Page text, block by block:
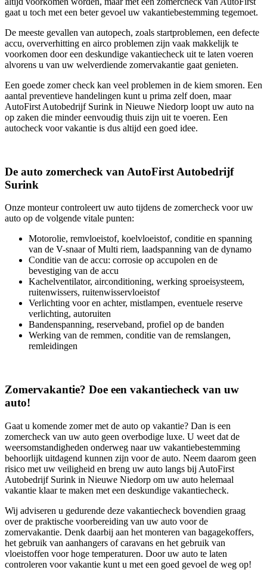
gaat u toch met een beter gevoel uw vakantiebestemming tegemoet.
De meeste gevallen van autopech, zoals startproblemen, een defecte
accu, oververhitting en airco problemen zijn vaak makkelijk te
voorkomen door een deskundige vakantiecheck uit te laten voeren
alvorens u van uw welverdiende zomervakantie gaat genieten.
Een goede zomer check kan veel problemen in de kiem smoren. Een
aantal preventieve handelingen kunt u prima zelf doen, maar
AutoFirst Autobedrijf Surink in Nieuwe Niedorp loopt uw auto na
op zaken die minder eenvoudig thuis zijn uit te voeren. Een
autocheck voor vakantie is dus altijd een goed idee.
De auto zomercheck van AutoFirst Autobedrijf
Surink
Onze monteur controleert uw auto tijdens de zomercheck voor uw
auto op de volgende vitale punten:
Motorolie, remvloeistof, koelvloeistof, conditie en spanning
van de V-snaar of Multi riem, laadspanning van de dynamo
Conditie van de accu: corrosie op accupolen en de
bevestiging van de accu
Kachelventilator, airconditioning, werking sproeisysteem,
ruitenwissers, ruitenwisservloeistof
Verlichting voor en achter, mistlampen, eventuele reserve
verlichting, autoruiten
Bandenspanning, reserveband, profiel op de banden
Werking van de remmen, conditie van de remslangen,
remleidingen
Zomervakantie? Doe een vakantiecheck van uw
auto!
Gaat u komende zomer met de auto op vakantie? Dan is een
zomercheck van uw auto geen overbodige luxe. U weet dat de
weersomstandigheden onderweg naar uw vakantiebestemming
behoorlijk uitdagend kunnen zijn voor de auto. Neem daarom geen
risico met uw veiligheid en breng uw auto langs bij AutoFirst
Autobedrijf Surink in Nieuwe Niedorp om uw auto helemaal
vakantie klaar te maken met een deskundige vakantiecheck.
Wij adviseren u gedurende deze vakantiecheck bovendien graag
over de praktische voorbereiding van uw auto voor de
zomervakantie. Denk daarbij aan het monteren van bagagekoffers,
het gebruik van aanhangers of caravans en het gebruik van
vloeistoffen voor hoge temperaturen. Door uw auto te laten
controleren voor vakantie kunt u met een goed gevoel de weg op!